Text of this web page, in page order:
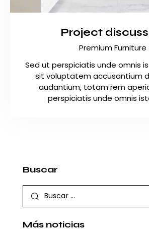
Project
Premium Furniture
Sed ut perspiciatis unde omnis
sit voluptatem accusantium
audantium, totam rem
perspiciatis unde omnis
Buscar
Más noticias